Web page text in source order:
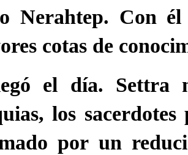
Nerahtep. Con
cotas de
el día. Settra
los
por un